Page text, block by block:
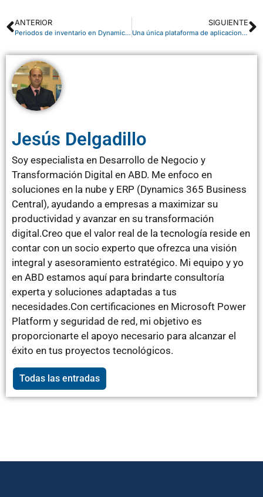
ANTERIOR
Periodos de inventario en Dynamics Business Central
SIGUIENTE
Una única plataforma de aplicaciones conectada: Microsoft Power Platform
Jesús Delgadillo
Soy especialista en Desarrollo de Negocio y
Transformación Digital en ABD. Me enfoco en
soluciones en la nube y ERP (Dynamics 365 Business
Central), ayudando a empresas a maximizar su
productividad y avanzar en su transformación
digital.Creo que el valor real de la tecnología reside en
contar con un socio experto que ofrezca una visión
integral y asesoramiento estratégico. Mi equipo y yo
en ABD estamos aquí para brindarte consultoría
experta y soluciones adaptadas a tus
necesidades.Con certificaciones en Microsoft Power
Platform y seguridad de red, mi objetivo es
proporcionarte el apoyo necesario para alcanzar el
éxito en tus proyectos tecnológicos.
Todas las entradas